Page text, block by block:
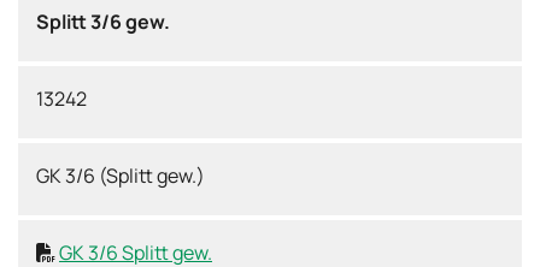
Splitt 3/6 gew.
13242
GK 3/6 (Splitt gew.)
GK 3/6 Splitt gew.